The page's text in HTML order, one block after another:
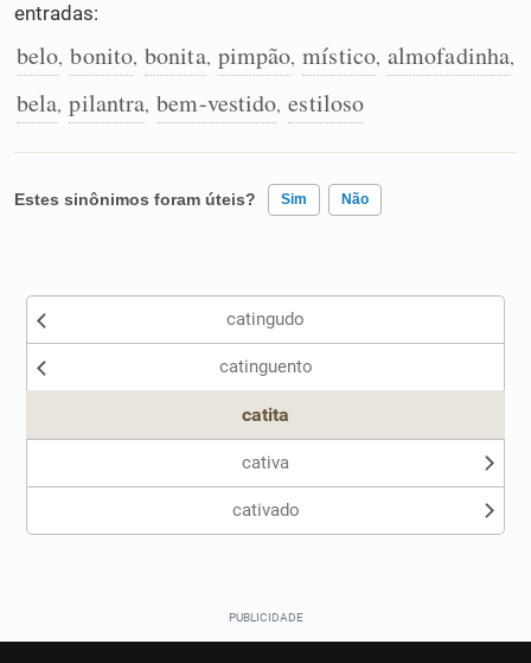
Dicionário
entradas:
belo, bonito, bonita, pimpão, místico, almofadinha,
bela, pilantra, bem-vestido, estiloso
Estes sinônimos foram úteis? Sim Não
Nenhum dos sinônimos apresentados me ajudou
catingudo
catinguento
catita
cativa
cativado